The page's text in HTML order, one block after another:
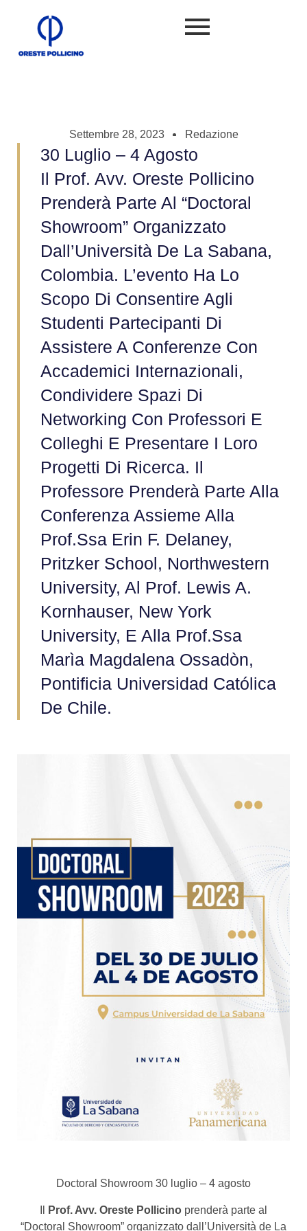
Settembre 28, 2023 Redazione
30 Luglio – 4 Agosto
Il Prof. Avv. Oreste Pollicino
Prenderà Parte Al “Doctoral
Showroom” Organizzato
Dall’Università De La Sabana,
Colombia. L’evento Ha Lo
Scopo Di Consentire Agli
Studenti Partecipanti Di
Assistere A Conferenze Con
Accademici Internazionali,
Condividere Spazi Di
Networking Con Professori E
Colleghi E Presentare I Loro
Progetti Di Ricerca. Il
Professore Prenderà Parte Alla
Conferenza Assieme Alla
Prof.ssa Erin F. Delaney,
Pritzker School, Northwestern
University, Al Prof. Lewis A.
Kornhauser, New York
University, E Alla Prof.ssa
Marìa Magdalena Ossadòn,
Pontificia Universidad Católica
De Chile.
Doctoral Showroom 30 luglio – 4 agosto
Prof. Avv. Oreste Pollicino prenderà parte al
“Doctoral Showroom” organizzato dall’Università de La